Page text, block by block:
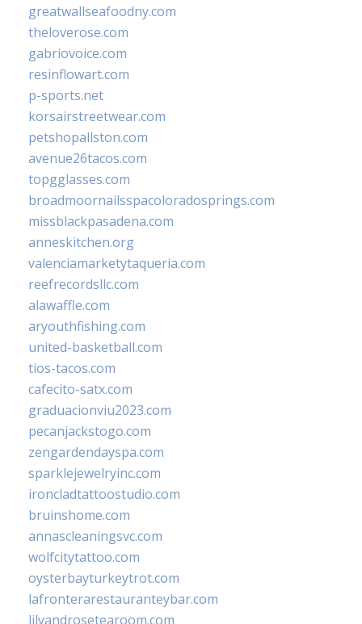
greatwallseafoodny.com
theloverose.com
gabriovoice.com
resinflowart.com
p-sports.net
korsairstreetwear.com
petshopallston.com
avenue26tacos.com
topgglasses.com
broadmoornailsspacoloradosprings.com
missblackpasadena.com
anneskitchen.org
valenciamarketytaqueria.com
reefrecordsllc.com
alawaffle.com
aryouthfishing.com
united-basketball.com
tios-tacos.com
cafecito-satx.com
graduacionviu2023.com
pecanjackstogo.com
zengardendayspa.com
sparklejewelryinc.com
ironcladtattoostudio.com
bruinshome.com
annascleaningsvc.com
wolfcitytattoo.com
oysterbayturkeytrot.com
lafronterarestauranteybar.com
lilyandrosetearoom.com